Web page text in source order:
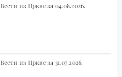
Вести из Цркве за 04.08.2026.
Вести из Цркве за 31.07.2026.